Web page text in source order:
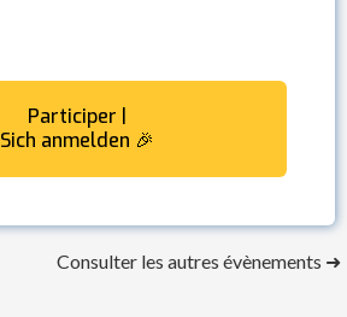
Participer |
Sich anmelden 🎉
Consulter les autres évènements ➜